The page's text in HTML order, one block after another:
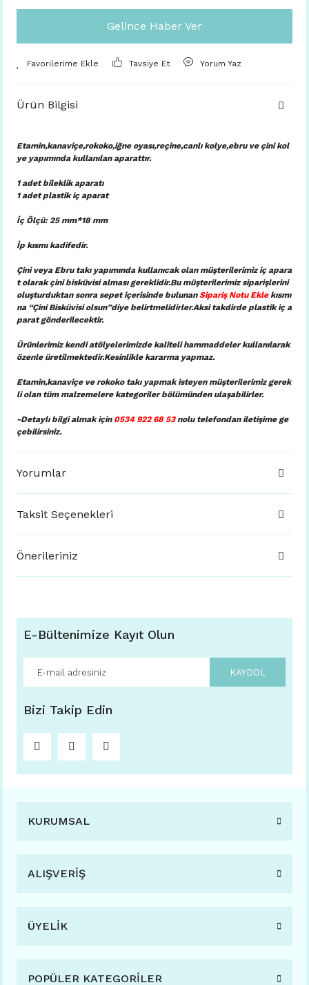
Gelince Haber Ver
Tavsiye Et Yorum Yaz
Ürün Bilgisi
Etamin,kanaviçe,rokoko,iğne oyası,reçine,canlı kolye,ebru ve çini kol
ye yapımında kullanılan aparattır.
1 adet bileklik aparatı
1 adet plastik iç aparat
İç Ölçü: 25 mm*18 mm
İp kısmı kadifedir.
Çini veya Ebru takı yapımında kullanıcak olan müşterilerimiz iç apara
t olarak çini bisküvisi alması gereklidir.Bu müşterilerimiz siparişlerini
oluşturduktan sonra sepet içerisinde bulunanSipariş Notu Eklekısmı
na “Çini Bisküvisi olsun”diye belirtmelidirler.Aksi takdirde plastik iç a
parat gönderilecektir.
Ürünlerimiz kendi atölyelerimizde kaliteli hammaddeler kullanılarak
özenle üretilmektedir.Kesinlikle kararma yapmaz.
Etamin,kanaviçe ve rokoko takı yapmak isteyen müşterilerimiz gerek
li olan tüm malzemelere kategoriler bölümünden ulaşabilirler.
-Detaylı bilgi almak için 0534 922 68 53nolu telefondan iletişime ge
çebilirsiniz.
Yorumlar
Taksit Seçenekleri
Önerileriniz
E-Bültenimize Kayıt Olun
KAYDOL
Bizi Takip Edin
KURUMSAL
ALIŞVERİŞ
ÜYELİK
POPÜLER KATEGORİLER